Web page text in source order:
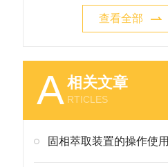
查看全部
A相关文章
RTICLES
固相萃取装置的操作使用